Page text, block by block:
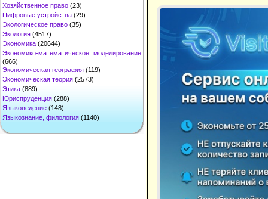
Хозяйственное право (23)
Цифровые устройства (29)
Экологическое право (35)
Экология (4517)
Экономика (20644)
Экономико-математическое моделирование
(666)
Экономическая география (119)
Экономическая теория (2573)
Этика (889)
Юриспруденция (288)
Языковедение (148)
Языкознание, филология (1140)